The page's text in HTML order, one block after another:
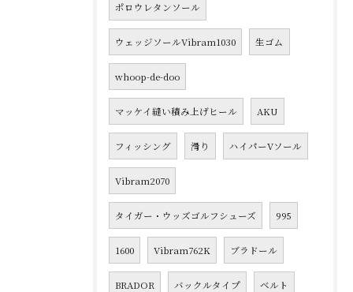
ポロウレタンソール
ウェッジソールVibram1030 生ゴム
whoop-de-doo
マッケイ縫い積み上げヒール AKU
フィッシング 滑り ハイパーVソール
Vibram2070
タイガー・ウッズゴルフシューズ 995
1600 Vibram762K ブラドール
BRADOR バックルタイプ ベルト